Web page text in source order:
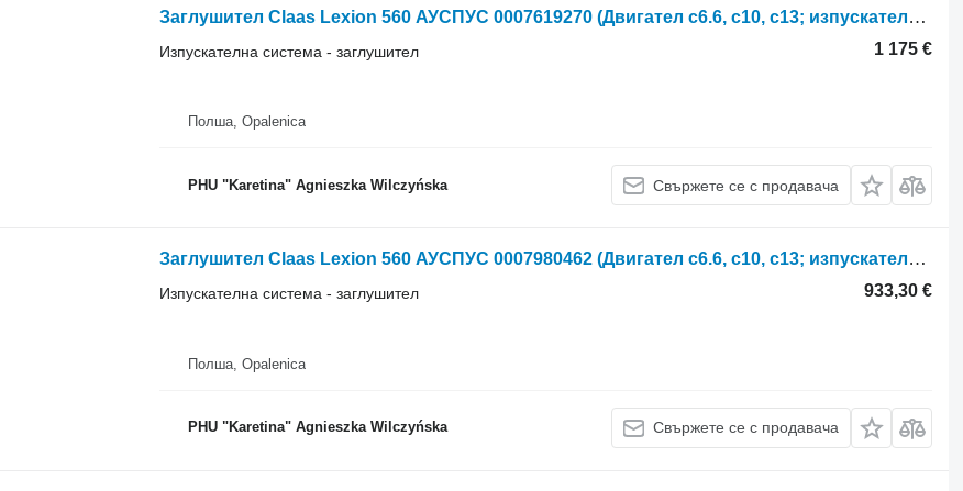
Заглушител Claas Lexion 560 АУСПУС 0007619270 (Двигател c6.6, c10, c13; изпускателна система за зърнокомбайн Claas Lexion 560
1 175 €
Изпускателна система - заглушител
Полша, Opalenica
PHU "Karetina" Agnieszka Wilczyńska Свържете се с продавача
Заглушител Claas Lexion 560 АУСПУС 0007980462 (Двигател c6.6, c10, c13; изпускателна система за зърнокомбайн Claas Lexion 560
933,30 €
Изпускателна система - заглушител
Полша, Opalenica
PHU "Karetina" Agnieszka Wilczyńska Свържете се с продавача